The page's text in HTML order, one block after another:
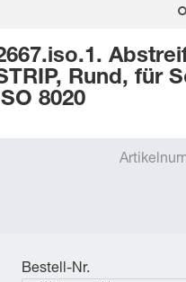
Rund, für
8020
Bestell-Nr.